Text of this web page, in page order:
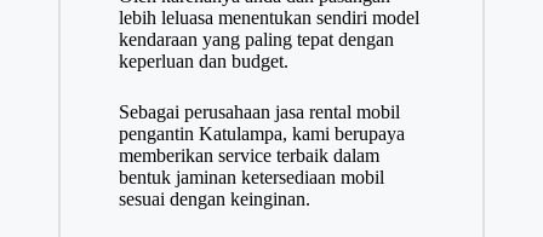
lebih leluasa menentukan sendiri model
kendaraan yang paling tepat dengan
keperluan dan budget.
Sebagai perusahaan jasa rental mobil
pengantin Katulampa, kami berupaya
memberikan service terbaik dalam
bentuk jaminan ketersediaan mobil
sesuai dengan keinginan.